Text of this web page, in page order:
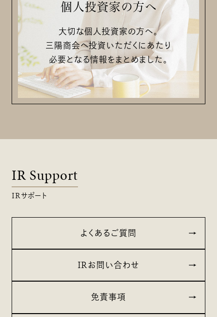
個人投資家の方へ
大切な個人投資家の方へ。
三陽商会へ投資いただくにあたり
必要となる情報をまとめました。
IRサポート
IR Support
よくあるご質問
IRお問い合わせ
免責事項